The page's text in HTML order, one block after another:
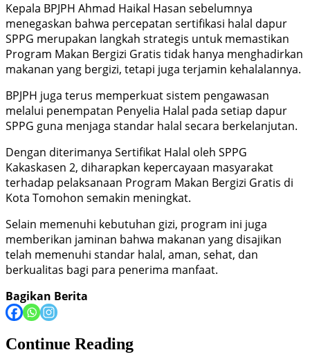
Kepala BPJPH Ahmad Haikal Hasan sebelumnya
menegaskan bahwa percepatan sertifikasi halal dapur
SPPG merupakan langkah strategis untuk memastikan
Program Makan Bergizi Gratis tidak hanya menghadirkan
makanan yang bergizi, tetapi juga terjamin kehalalannya.
BPJPH juga terus memperkuat sistem pengawasan
melalui penempatan Penyelia Halal pada setiap dapur
SPPG guna menjaga standar halal secara berkelanjutan.
Dengan diterimanya Sertifikat Halal oleh SPPG
Kakaskasen 2, diharapkan kepercayaan masyarakat
terhadap pelaksanaan Program Makan Bergizi Gratis di
Kota Tomohon semakin meningkat.
Selain memenuhi kebutuhan gizi, program ini juga
memberikan jaminan bahwa makanan yang disajikan
telah memenuhi standar halal, aman, sehat, dan
berkualitas bagi para penerima manfaat.
Bagikan Berita
Continue Reading